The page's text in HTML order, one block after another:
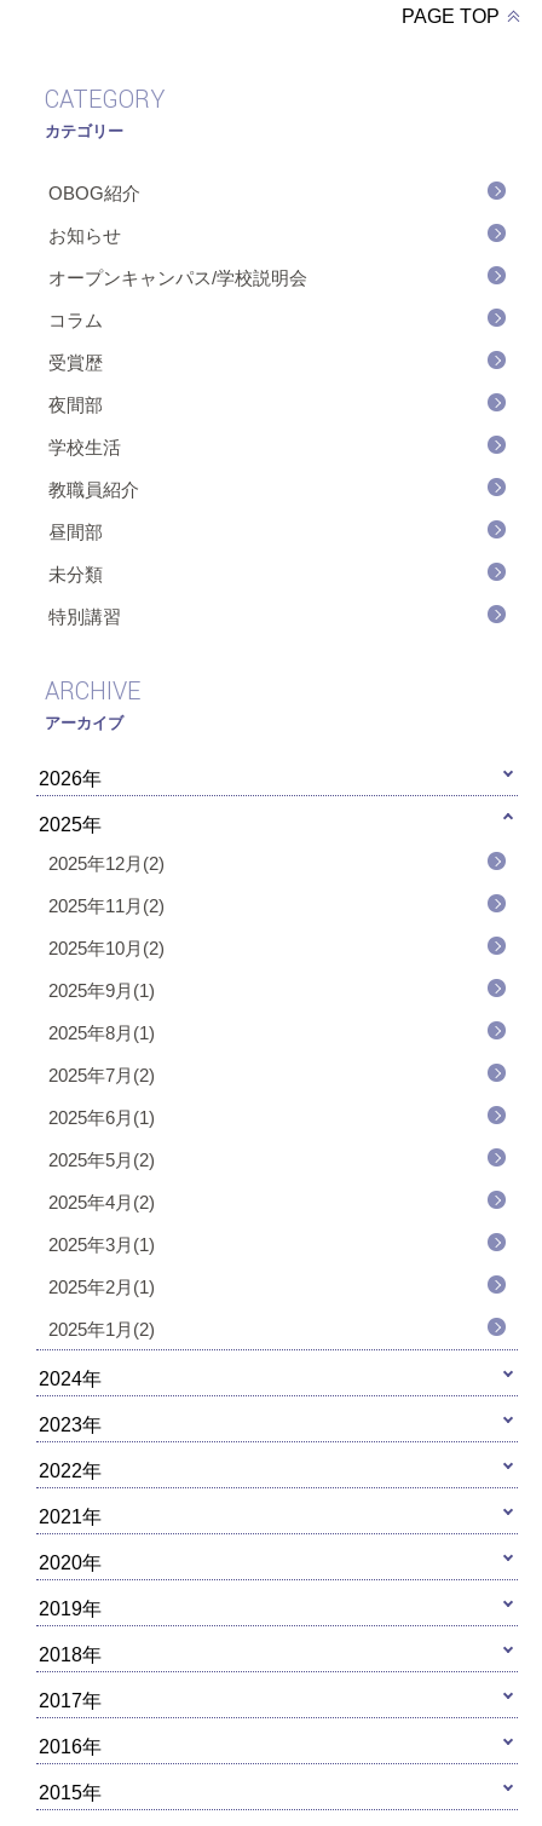
PAGE TOP
CATEGORY
カテゴリー
OBOG紹介
お知らせ
オープンキャンパス/学校説明会
コラム
受賞歴
夜間部
学校生活
教職員紹介
昼間部
未分類
特別講習
ARCHIVE
アーカイブ
2026年
2025年
2025年12月(2)
2025年11月(2)
2025年10月(2)
2025年9月(1)
2025年8月(1)
2025年7月(2)
2025年6月(1)
2025年5月(2)
2025年4月(2)
2025年3月(1)
2025年2月(1)
2025年1月(2)
2024年
2023年
2022年
2021年
2020年
2019年
2018年
2017年
2016年
2015年